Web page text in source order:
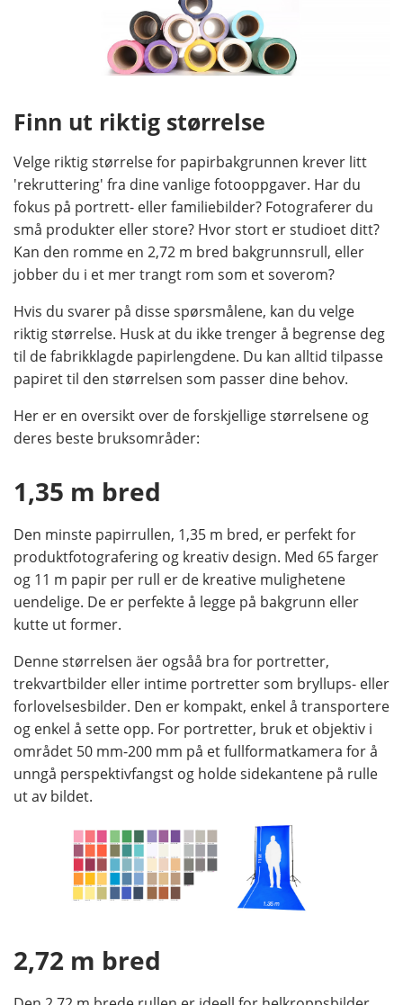
Finn ut riktig størrelse
Velge riktig størrelse for papirbakgrunnen krever litt
'rekruttering' fra dine vanlige fotooppgaver. Har du
fokus på portrett- eller familiebilder? Fotograferer du
små produkter eller store? Hvor stort er studioet ditt?
Kan den romme en 2,72 m bred bakgrunnsrull, eller
jobber du i et mer trangt rom som et soverom?
Hvis du svarer på disse spørsmålene, kan du velge
riktig størrelse. Husk at du ikke trenger å begrense deg
til de fabrikklagde papirlengdene. Du kan alltid tilpasse
papiret til den størrelsen som passer dine behov.
Her er en oversikt over de forskjellige størrelsene og
deres beste bruksområder:
1,35 m bred
Den minste papirrullen, 1,35 m bred, er perfekt for
produktfotografering og kreativ design. Med 65 farger
og 11 m papir per rull er de kreative mulighetene
uendelige. De er perfekte å legge på bakgrunn eller
kutte ut former.
Denne størrelsen äer ogsåå bra for portretter,
trekvartbilder eller intime portretter som bryllups- eller
forlovelsesbilder. Den er kompakt, enkel å transportere
og enkel å sette opp. For portretter, bruk et objektiv i
området 50 mm-200 mm på et fullformatkamera for å
unngå perspektivfangst og holde sidekantene på rulle
ut av bildet.
2,72 m bred